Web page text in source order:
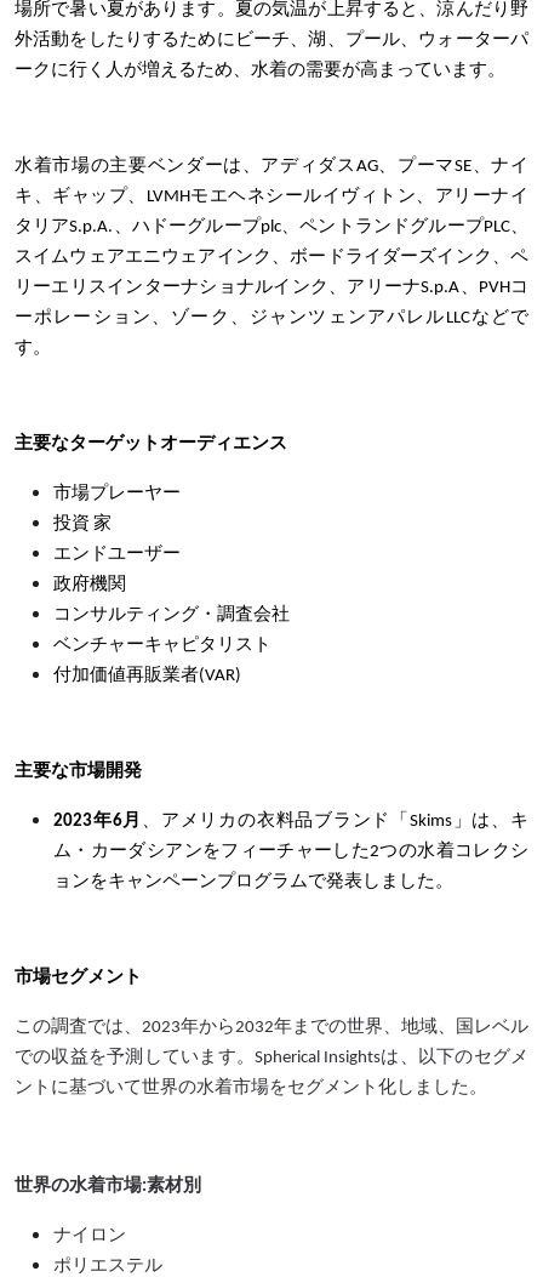
場所で暑い夏があります。夏の気温が上昇すると、涼んだり野
外活動をしたりするためにビーチ、湖、プール、ウォーターパ
ークに行く人が増えるため、水着の需要が高まっています。
水着市場の主要ベンダーは、アディダスAG、プーマSE、ナイ
キ、ギャップ、LVMHモエヘネシールイヴィトン、アリーナイ
タリアS.p.A.、ハドーグループplc、ペントランドグループPLC、
スイムウェアエニウェアインク、ボードライダーズインク、ペ
リーエリスインターナショナルインク、アリーナS.p.A、PVHコ
ーポレーション、ゾーク、ジャンツェンアパレルLLCなどで
す。
主要なターゲットオーディエンス
市場プレーヤー
投資 家
エンドユーザー
政府機関
コンサルティング・調査会社
ベンチャーキャピタリスト
付加価値再販業者(VAR)
主要な市場開発
2023年6月 、アメリカの衣料品ブランド「Skims」は、キ
ム・カーダシアンをフィーチャーした2つの水着コレクシ
ョンをキャンペーンプログラムで発表しました。
市場セグメント
この調査では、2023年から2032年までの世界、地域、国レベル
での収益を予測しています。Spherical Insightsは、以下のセグメ
ントに基づいて世界の水着市場をセグメント化しました。
世界の水着市場:素材別
ナイロン
ポリエステル